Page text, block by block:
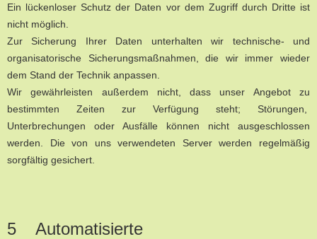
Ein lückenloser Schutz der Daten vor dem Zugriff durch Dritte ist
nicht möglich.
Zur Sicherung Ihrer Daten unterhalten wir technische- und
organisatorische Sicherungsmaßnahmen, die wir immer wieder
dem Stand der Technik anpassen.
Wir gewährleisten außerdem nicht, dass unser Angebot zu
bestimmten Zeiten zur Verfügung steht; Störungen,
Unterbrechungen oder Ausfälle können nicht ausgeschlossen
werden. Die von uns verwendeten Server werden regelmäßig
sorgfältig gesichert.
5 Automatisierte